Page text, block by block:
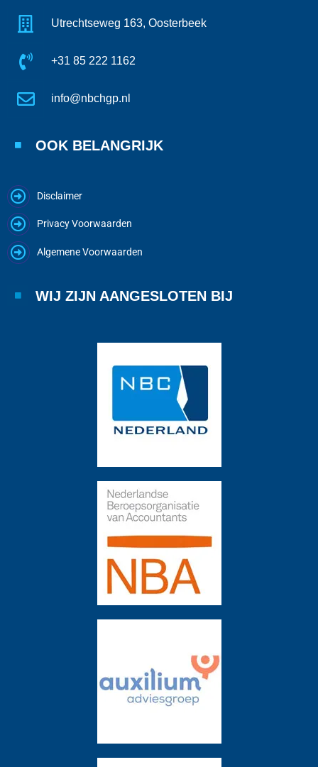
Utrechtseweg 163, Oosterbeek
+31 85 222 1162
info@nbchgp.nl
OOK BELANGRIJK
Disclaimer
Privacy Voorwaarden
Algemene Voorwaarden
WIJ ZIJN AANGESLOTEN BIJ